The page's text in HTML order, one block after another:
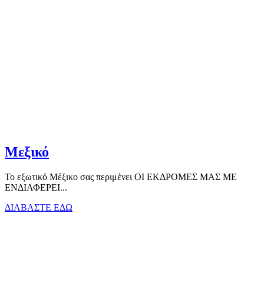
Μεξικό
Το εξωτικό Μέξικο σας περιμένει ΟΙ ΕΚΔΡΟΜΕΣ ΜΑΣ ΜΕ
ΕΝΔΙΑΦΕΡΕΙ...
ΔΙΑΒΑΣΤΕ ΕΔΩ